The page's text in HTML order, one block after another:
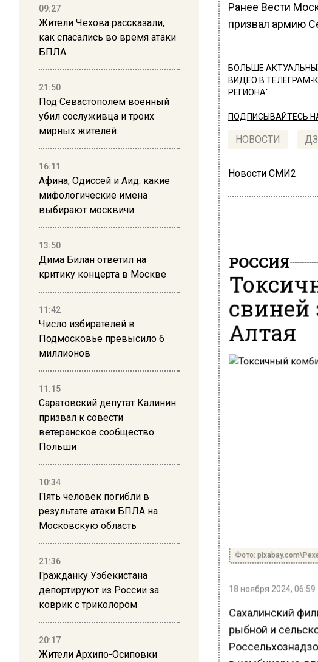
09:27
Жители Чехова рассказали,
как спасались во время атаки
БПЛА
21:50
Под Севастополем военный
убил сослуживца и троих
мирных жителей
16:11
Афина, Одиссей и Аид: какие
мифологические имена
выбирают москвичи
13:50
Дима Билан ответил на
критику концерта в Москве
11:42
Число избирателей в
Подмосковье превысило 6
миллионов
11:15
Саратовский депутат Калинин
призвал к совести
ветеранское сообщество
Польши
10:34
Пять человек погибли в
результате атаки БПЛА на
Московскую область
21:36
Гражданку Узбекистана
депортируют из России за
коврик с триколором
20:17
Жители Архипо-Осиповки
Ранее Вести
призвал армию
БОЛЬШЕ
ВИДЕО В ТЕЛЕГРАМ-
РЕГИОНА".
ПОДПИСЫВАЙТЕСЬ
НОВОСТИ
Новости СМИ2
РОССИЯ
свиней
Алтая
Фото:
18 ноября 2024, 06:59
Сахалинский
рыбной и